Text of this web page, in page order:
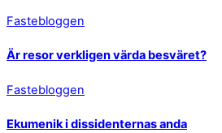
Fastebloggen
Är resor verkligen värda besväret?
Fastebloggen
Ekumenik i dissidenternas anda